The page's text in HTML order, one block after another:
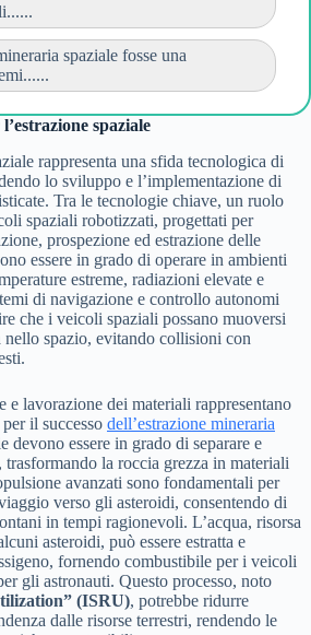
spaziale fosse una
spaziale
rappresenta una sfida tecnologica di
lo sviluppo e l’implementazione di
Tra le tecnologie chiave, un ruolo
spaziali robotizzati, progettati per
prospezione ed estrazione delle
essere in grado di operare in ambienti
estreme, radiazioni elevate e
di navigazione e controllo autonomi
che i veicoli spaziali possano muoversi
nello spazio, evitando collisioni con
e lavorazione dei materiali rappresentano
il successo dell’estrazione mineraria
devono essere in grado di separare e
trasformando la roccia grezza in materiali
avanzati sono fondamentali per
verso gli asteroidi, consentendo di
in tempi ragionevoli. L’acqua, risorsa
asteroidi, può essere estratta e
fornendo combustibile per i veicoli
gli astronauti. Questo processo, noto
(ISRU), potrebbe ridurre
dalle risorse terrestri, rendendo le